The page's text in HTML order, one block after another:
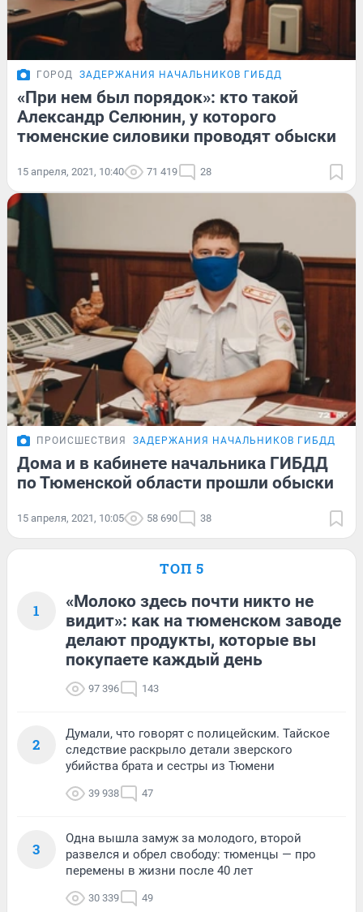
ГОРОД ЗАДЕРЖАНИЯ НАЧАЛЬНИКОВ ГИБДД
«При нем был порядок»: кто такой
Александр Селюнин, у которого
тюменские силовики проводят обыски
15 апреля, 2021, 10:40 71 419 28
ПРОИСШЕСТВИЯ ЗАДЕРЖАНИЯ НАЧАЛЬНИКОВ ГИБДД
Дома и в кабинете начальника ГИБДД
по Тюменской области прошли обыски
15 апреля, 2021, 10:05 58 690 38
ТОП 5
1
«Молоко здесь почти никто не
видит»: как на тюменском заводе
делают продукты, которые вы
покупаете каждый день
97 396 143
2
Думали, что говорят с полицейским. Тайское
следствие раскрыло детали зверского
убийства брата и сестры из Тюмени
39 938 47
3
Одна вышла замуж за молодого, второй
развелся и обрел свободу: тюменцы — про
перемены в жизни после 40 лет
30 339 49